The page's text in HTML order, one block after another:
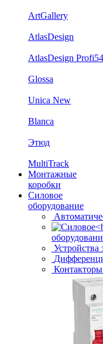
ArtGallery
AtlasDesign
AtlasDesign Profi54
Glossa
Unica New
Blanca
Этюд
MultiTrack
Монтажные
коробки
Силовое
оборудование